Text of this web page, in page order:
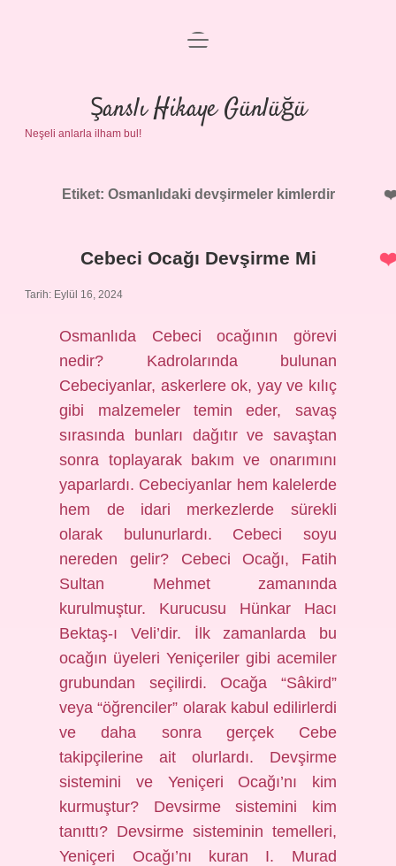
Anasayfa
Gizlilik Politikası
menüyü
Şanslı Hikaye Günlüğü
Neşeli anlarla ilham bul!
Etiket: Osmanlıdaki devşirmeler kimlerdir
Cebeci Ocağı Devşirme Mi
Tarih: Eylül 16, 2024
Osmanlıda Cebeci ocağının görevi
nedir? Kadrolarında bulunan
Cebeciyanlar, askerlere ok, yay ve kılıç
gibi malzemeler temin eder, savaş
sırasında bunları dağıtır ve savaştan
sonra toplayarak bakım ve onarımını
yaparlardı. Cebeciyanlar hem kalelerde
hem de idari merkezlerde sürekli
olarak bulunurlardı. Cebeci soyu
nereden gelir? Cebeci Ocağı, Fatih
Sultan Mehmet zamanında
kurulmuştur. Kurucusu Hünkar Hacı
Bektaş-ı Veli’dir. İlk zamanlarda bu
ocağın üyeleri Yeniçeriler gibi acemiler
grubundan seçilirdi. Ocağa “Sâkird”
veya “öğrenciler” olarak kabul edilirlerdi
ve daha sonra gerçek Cebe
takipçilerine ait olurlardı. Devşirme
sistemini ve Yeniçeri Ocağı’nı kim
kurmuştur? Devsirme sistemini kim
tanıttı? Devsirme sisteminin temelleri,
Yeniçeri Ocağı’nı kuran I. Murad